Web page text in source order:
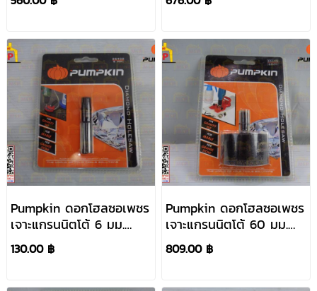
Pumpkin ดอกโฮลซอเพชร
เจาะแกรนนิตโต้ 6 มม.
#26402
130.00 ฿
Pumpkin ดอกโฮลซอเพชร
เจาะแกรนนิตโต้ 60 มม.
#26425
809.00 ฿